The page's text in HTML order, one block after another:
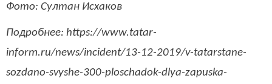
Фото: Султан Исхаков
Подробнее: https://www.tatar-
inform.ru/news/incident/13-12-2019/v-tatarstane-
sozdano-svyshe-300-ploschadok-dlya-zapuska-